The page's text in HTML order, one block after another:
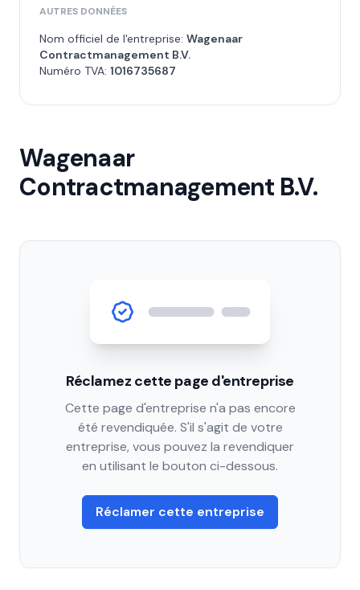
AUTRES DONNÉES
Nom officiel de l'entreprise: Wagenaar
Contractmanagement B.V.
Numéro TVA: 1016735687
Wagenaar
Contractmanagement B.V.
Réclamez cette page d'entreprise
Cette page d'entreprise n'a pas encore
été revendiquée. S'il s'agit de votre
entreprise, vous pouvez la revendiquer
en utilisant le bouton ci-dessous.
Réclamer cette entreprise